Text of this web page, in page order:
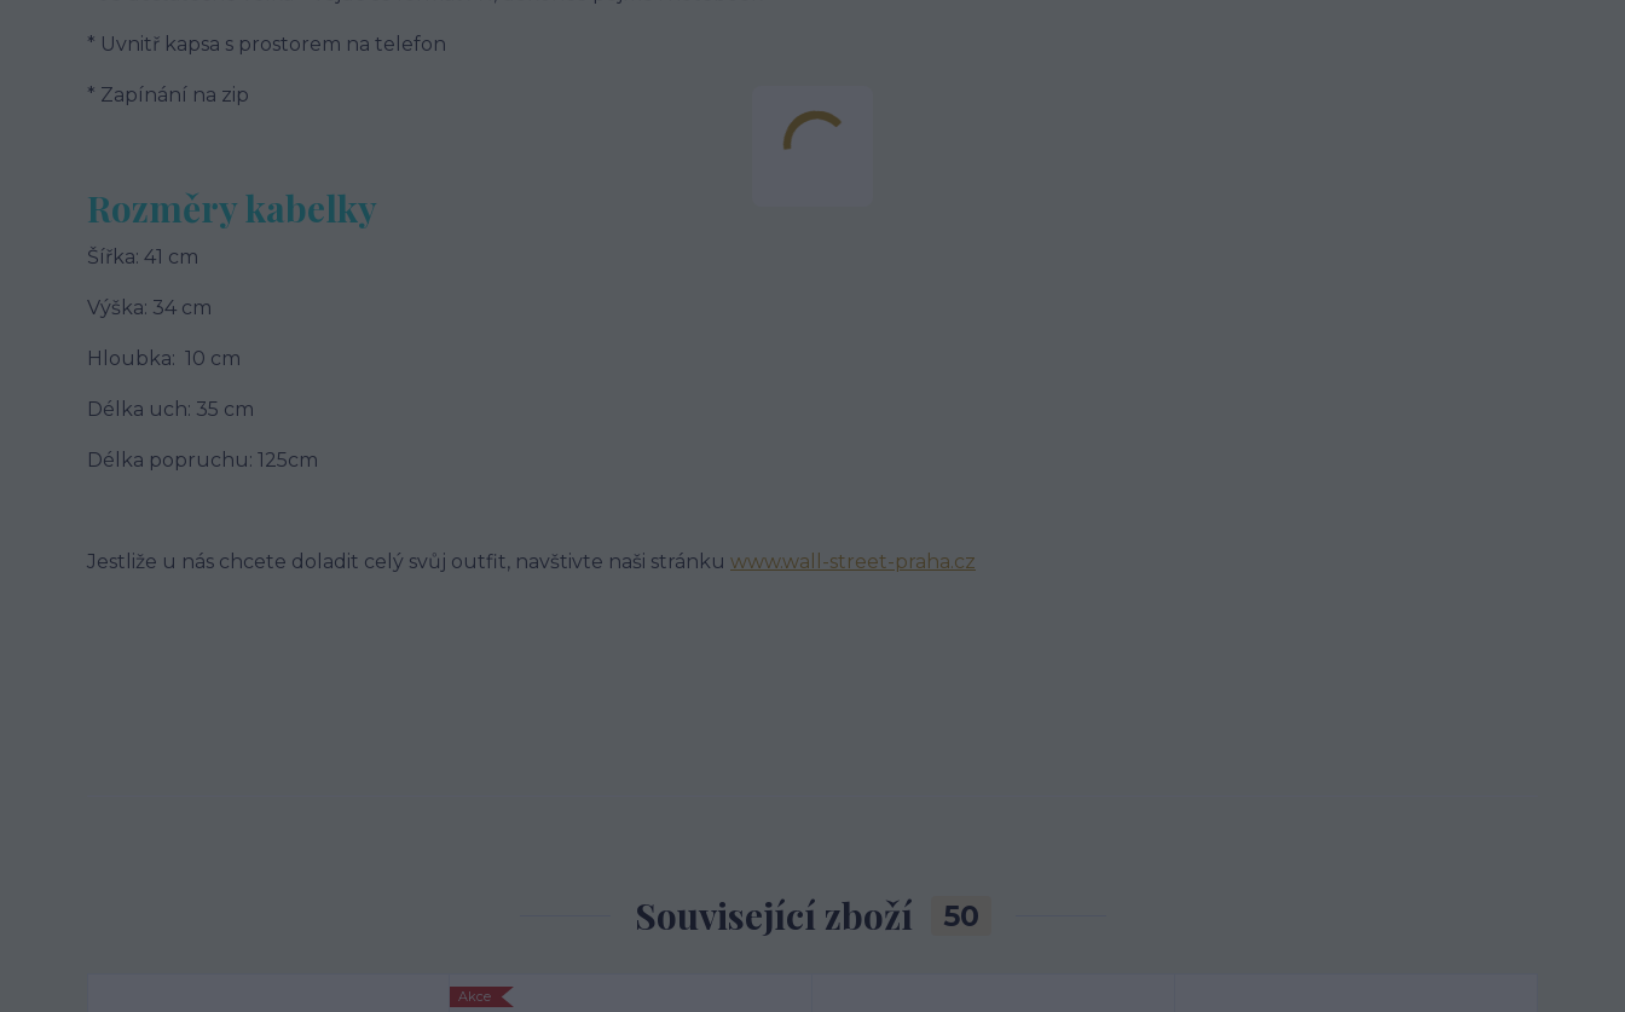
* Uvnitř kapsa s prostorem na telefon
* Zapínání na zip
Rozměry kabelky
Šířka: 41 cm
Výška: 34 cm
Hloubka: 10 cm
Délka uch: 35 cm
Délka popruchu: 125cm
Jestliže u nás chcete doladit celý svůj outfit, navštivte naši stránku www.wall-street-praha.cz
Související zboží 50
Akce